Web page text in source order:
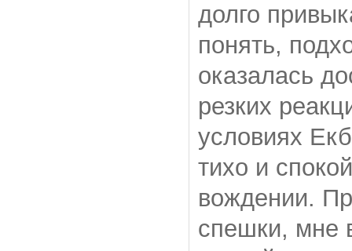
долго
понять,
оказалась
резких
условиях
тихо и
вождении.
спешки, мне